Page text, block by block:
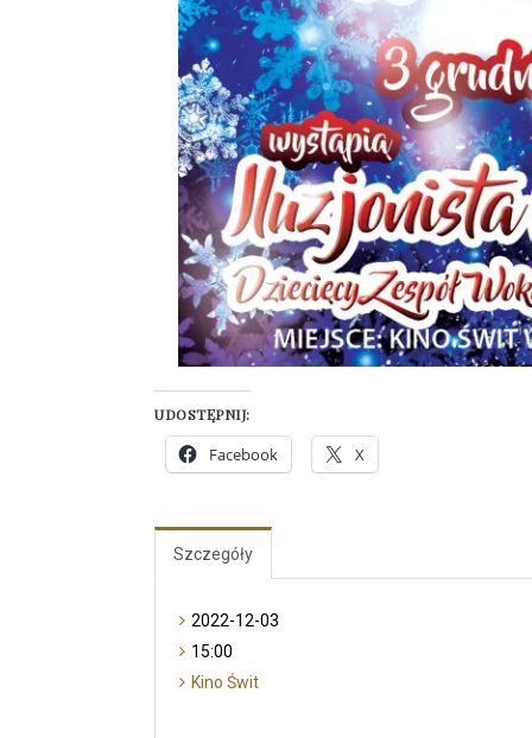
UDOSTĘPNIJ:
Facebook X
Szczegóły
2022-12-03
15:00
Kino Świt